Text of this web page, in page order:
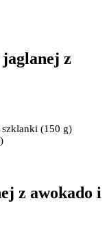
z
szklanki (150 g)
z awokado i